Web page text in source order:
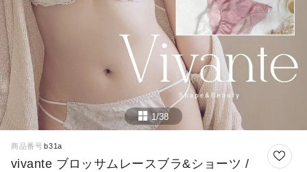
1/38
商品番号 b31a
vivante ブロッサムレースブラ&ショーツ /